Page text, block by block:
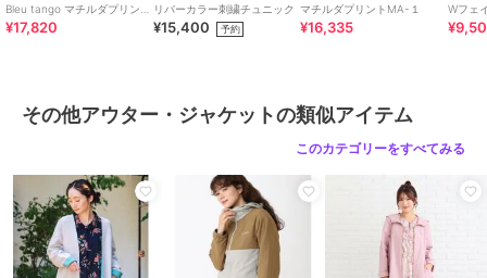
13号・15号・17号・19号・21号・23号取り扱い
ブランド サブストリート
商品カテゴリ
アウター・ジャケット・コート
その他アウター・ジャケット
性別タイプ
レディース
アウター・ジャケット・コート
Bleu tango マチルダプリント
MA-１
¥17,820
リバーカラー刺繍チュニック
¥15,400 予約
マチルダプリントMA-１
¥16,335
Wフェ
その他アウター・ジャケットの類似アイテム
このカテゴリーをすべてみる